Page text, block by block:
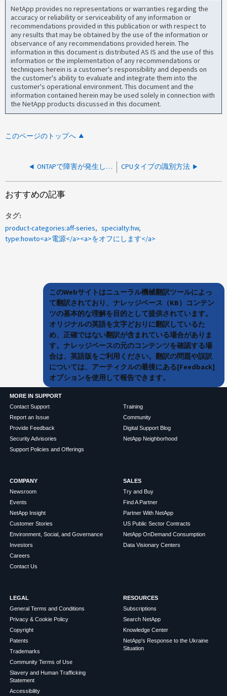
NetApp provides no representations or warranties regarding the
accuracy or reliability or serviceability of any information or
recommendations provided in this publication or with respect to
any results that may be obtained by the use of the information or
observance of any recommendations provided herein. The
information in this document is distributed AS IS and the use of this
information or the implementation of any recommendations or
techniques herein is a customer's responsibility and depends on
the customer's ability to evaluate and integrate them into the
customer's operational environment. This document and the
information contained herein may be used solely in connection with
the NetApp products discussed in this document.
このページのトップへ
ONTAPで障害が発生していないディスクを正常にフェイルさせる方法 CPUタイプの識別方法
おすすめの記事
タグ
product-categories:aff-series
specialty:hw
type:howto<a>電源</a><a>をオフにします</a>
このWebサイトはニューラル機械翻訳ツールによっ
て翻訳されており、ナレッジベース（KB）コンテン
ツの基本的な理解を目的として提供されています。
オリジナルの英語を文字どおりに翻訳しているた
め、正確ではない翻訳が含まれている場合がありま
す。ナレッジベースの元のコンテンツを確認する場
合は、英語版をご利用ください。翻訳の問題や誤訳
については、アーティクルの最後にある[Feedback]
オプションを使用して報告できます。
MORE IN SUPPORT
Contact Support
Report an Issue
Provide Feedback
Security Advisories
Support Policies and Offerings
Training
Community
Digital Support Blog
NetApp Neighborhood
COMPANY
Newsroom
Events
NetApp Insight
Customer Stories
Environment, Social, and Governance
Investors
Careers
Contact Us
SALES
Try and Buy
Find A Partner
Partner With NetApp
US Public Sector Contracts
NetApp OnDemand Consumption
Data Visionary Centers
LEGAL
General Terms and Conditions
Privacy & Cookie Policy
Copyright
Patents
Trademarks
Community Terms of Use
Slavery and Human Trafficking
Statement
Accessibility
RESOURCES
Subscriptions
Search NetApp
Knowledge Center
NetApp's Response to the Ukraine
Situation